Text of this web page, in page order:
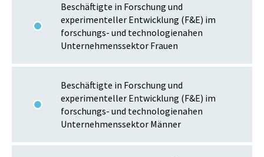
Beschäftigte in Forschung und
experimenteller Entwicklung (F&E) im
forschungs- und technologienahen
Unternehmenssektor Frauen
Beschäftigte in Forschung und
experimenteller Entwicklung (F&E) im
forschungs- und technologienahen
Unternehmenssektor Männer